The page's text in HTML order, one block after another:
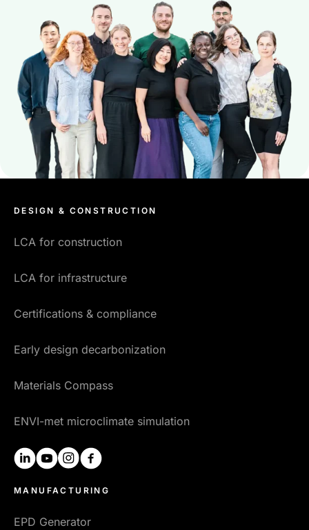
DESIGN & CONSTRUCTION
LCA for construction
LCA for infrastructure
Certifications & compliance
Early design decarbonization
Materials Compass
ENVI-met microclimate simulation
linkedinyoutubeinstagram
MANUFACTURING
EPD Generator